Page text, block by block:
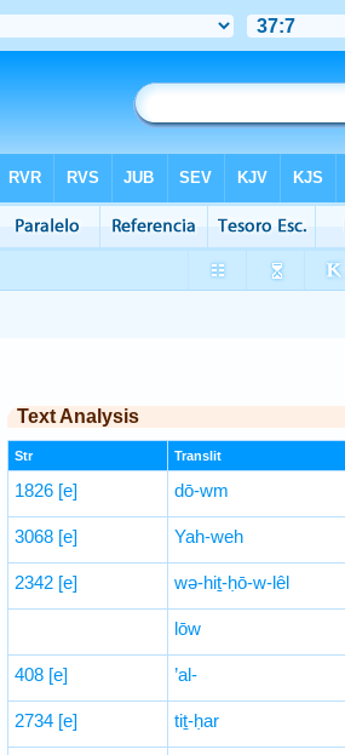
Text Analysis
Str Translit
1826 [e] dō-wm
3068 [e] Yah-weh
2342 [e] wə-hiṯ-ḥō-w-lêl
lōw
408 [e] ’al-
2734 [e] tiṯ-ḥar